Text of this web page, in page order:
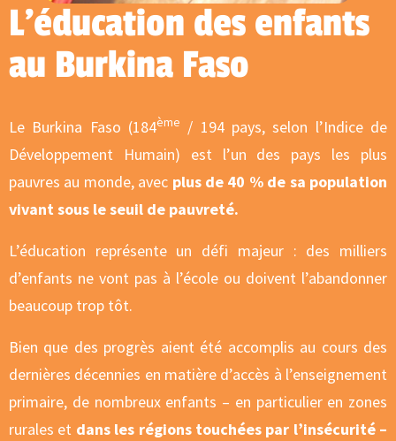
L'éducation des enfants
au Burkina Faso
Le Burkina Faso (184ème / 194 pays, selon l’Indice de
Développement Humain) est l’un des pays les plus
pauvres au monde, avec plus de 40 % de sa population
vivant sous le seuil de pauvreté.
L’éducation représente un défi majeur : des milliers
d’enfants ne vont pas à l’école ou doivent l’abandonner
beaucoup trop tôt.
Bien que des progrès aient été accomplis au cours des
dernières décennies en matière d’accès à l’enseignement
primaire, de nombreux enfants – en particulier en zones
rurales et dans les régions touchées par l’insécurité –